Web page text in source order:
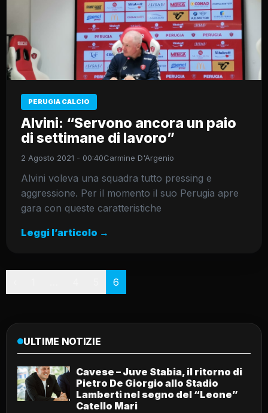
PERUGIA CALCIO
Alvini: “Servono ancora un paio
di settimane di lavoro”
2 Agosto 2021 - 00:40Carmine D'Argenio
Alvini voleva una squadra tutto pressing e
aggressione. Per il momento il suo Perugia apre
gara con queste caratteristiche
Leggi l’articolo →
6
ULTIME NOTIZIE
Cavese – Juve Stabia, il ritorno di
Pietro De Giorgio allo Stadio
Lamberti nel segno del “Leone”
Catello Mari